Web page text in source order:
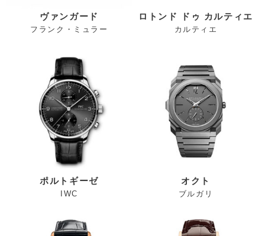
ヴァンガード
フランク・ミュラー
ロトンド ドゥ カルティエ
カルティエ
ポルトギーゼ
IWC
オクト
ブルガリ